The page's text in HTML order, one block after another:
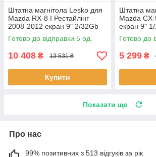
Штатна магнітола Lesko для
Mazda RX-8 I Рестайлінг
2008-2012 екран 9" 2/32Gb
4G Wi-Fi GPS Top 5 шт.
Готово до відправки 5 од.
10 408 ₴ 13 531 ₴
Купити
Штатна
Mazda
екран 9"
Optima
10 шт.
Готово до
5 299 ₴
Показати ще
Про нас
99% позитивних з 513 відгуків за рік